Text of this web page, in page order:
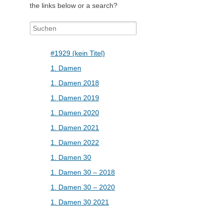
the links below or a search?
Search
for:
#1929 (kein Titel)
1. Damen
1. Damen 2018
1. Damen 2019
1. Damen 2020
1. Damen 2021
1. Damen 2022
1. Damen 30
1. Damen 30 – 2018
1. Damen 30 – 2020
1. Damen 30 2021